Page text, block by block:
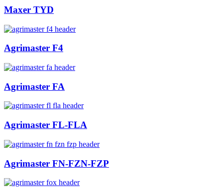
Maxer TYD
Agrimaster F4
Agrimaster FA
Agrimaster FL-FLA
Agrimaster FN-FZN-FZP